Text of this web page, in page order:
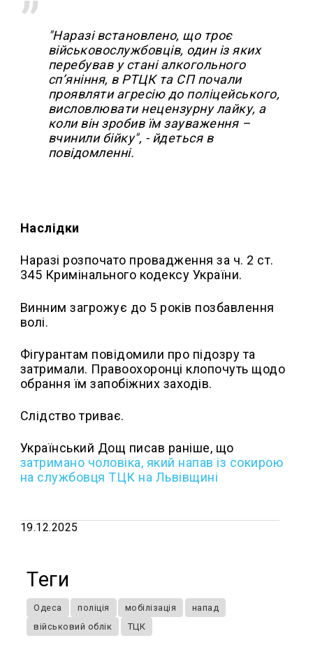
"Наразі встановлено, що троє
військовослужбовців, один із яких
перебував у стані алкогольного
сп’яніння, в РТЦК та СП почали
проявляти агресію до поліцейського,
висловлювати нецензурну лайку, а
коли він зробив їм зауваження –
вчинили бійку", - йдеться в
повідомленні.
Наслідки
Наразі розпочато провадження за ч. 2 ст.
345 Кримінального кодексу України.
Винним загрожує до 5 років позбавлення
волі.
Фігурантам повідомили про підозру та
затримали. Правоохоронці клопочуть щодо
обрання їм запобіжних заходів.
Слідство триває.
Український Дощ писав раніше, що
затримано чоловіка, який напав із сокирою
на службовця ТЦК на Львівщині
19.12.2025
Теги
Одеса поліція мобілізація
напад
військовий облік
ТЦК